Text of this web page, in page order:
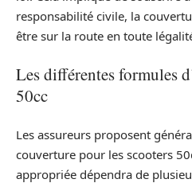
responsabilité civile, la
être sur la route en toute
Les différentes formules
50cc
Les assureurs proposent
couverture pour les scooters
appropriée dépendra de